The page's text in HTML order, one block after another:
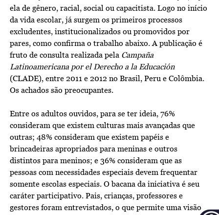
ela de gênero, racial, social ou capacitista. Logo no início
da vida escolar, já surgem os primeiros processos
excludentes, institucionalizados ou promovidos por
pares, como confirma o trabalho abaixo. A publicação é
fruto de consulta realizada pela Campaña
Latinoamericana por el Derecho a la Educación
(CLADE), entre 2011 e 2012 no Brasil, Peru e Colômbia.
Os achados são preocupantes.
Entre os adultos ouvidos, para se ter ideia, 76%
consideram que existem culturas mais avançadas que
outras; 48% consideram que existem papéis e
brincadeiras apropriados para meninas e outros
distintos para meninos; e 36% consideram que as
pessoas com necessidades especiais devem frequentar
somente escolas especiais. O bacana da iniciativa é seu
caráter participativo. Pais, crianças, professores e
gestores foram entrevistados, o que permite uma visão